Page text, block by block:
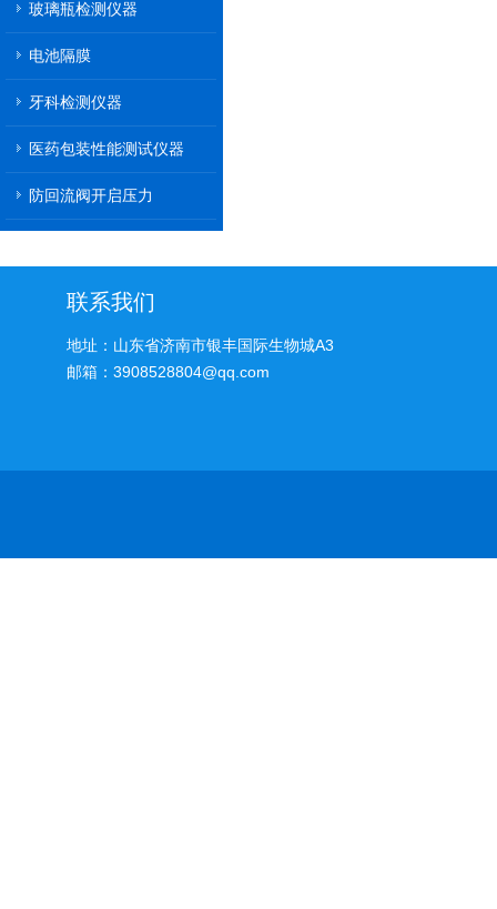
玻璃瓶检测仪器
电池隔膜
牙科检测仪器
医药包装性能测试仪器
防回流阀开启压力
联系我们
地址：山东省济南市银丰国际生物城A3
邮箱：3908528804@qq.com